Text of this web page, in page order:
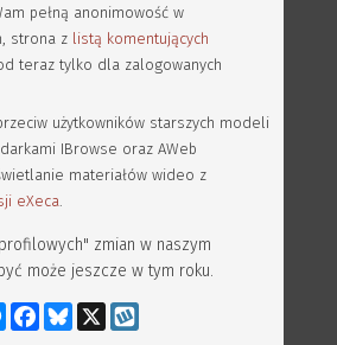
pełną anonimowość w
strona z listą komentujących
teraz tylko dla zalogowanych
użytkowników starszych modeli
IBrowse oraz AWeb
materiałów wideo z
eXeca.
zmian w naszym
może jeszcze w tym roku.
Messenger
FacebookBluesky